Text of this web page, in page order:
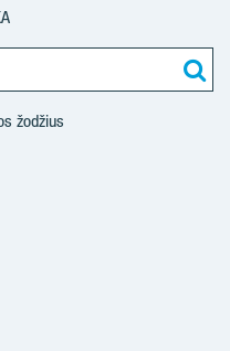
žodžius